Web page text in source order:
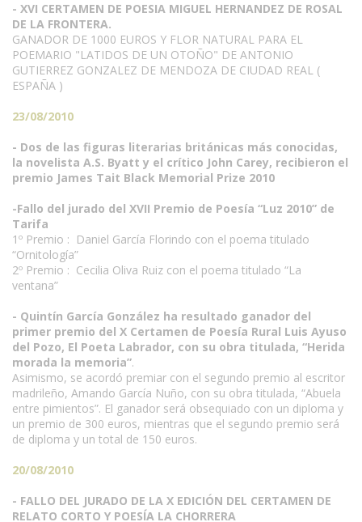
- XVI CERTAMEN DE POESIA MIGUEL HERNANDEZ DE ROSAL
DE LA FRONTERA.
GANADOR DE 1000 EUROS Y FLOR NATURAL PARA EL
POEMARIO "LATIDOS DE UN OTOÑO" DE ANTONIO
GUTIERREZ GONZALEZ DE MENDOZA DE CIUDAD REAL (
ESPAÑA )
23/08/2010
- Dos de las figuras literarias británicas más conocidas,
la novelista A.S. Byatt y el crítico John Carey, recibieron el
premio James Tait Black Memorial Prize 2010
-Fallo del jurado del XVII Premio de Poesía “Luz 2010” de
Tarifa
1º Premio : Daniel García Florindo con el poema titulado
“Ornitología”
2º Premio : Cecilia Oliva Ruiz con el poema titulado “La
ventana”
- Quintín García González ha resultado ganador del
primer premio del X Certamen de Poesía Rural Luis Ayuso
del Pozo, El Poeta Labrador, con su obra titulada, “Herida
morada la memoria”.
Asimismo, se acordó premiar con el segundo premio al escritor
madrileño, Amando García Nuño, con su obra titulada, “Abuela
entre pimientos”. El ganador será obsequiado con un diploma y
un premio de 300 euros, mientras que el segundo premio será
de diploma y un total de 150 euros.
20/08/2010
- FALLO DEL JURADO DE LA X EDICIÓN DEL CERTAMEN DE
RELATO CORTO Y POESÍA LA CHORRERA